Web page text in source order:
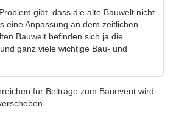
gibt, dass die alte Bauwelt nicht
eine Anpassung an dem zeitlichen
Bauwelt befinden sich ja die
ganz viele wichtige Bau- und
für Beiträge zum Bauevent wird